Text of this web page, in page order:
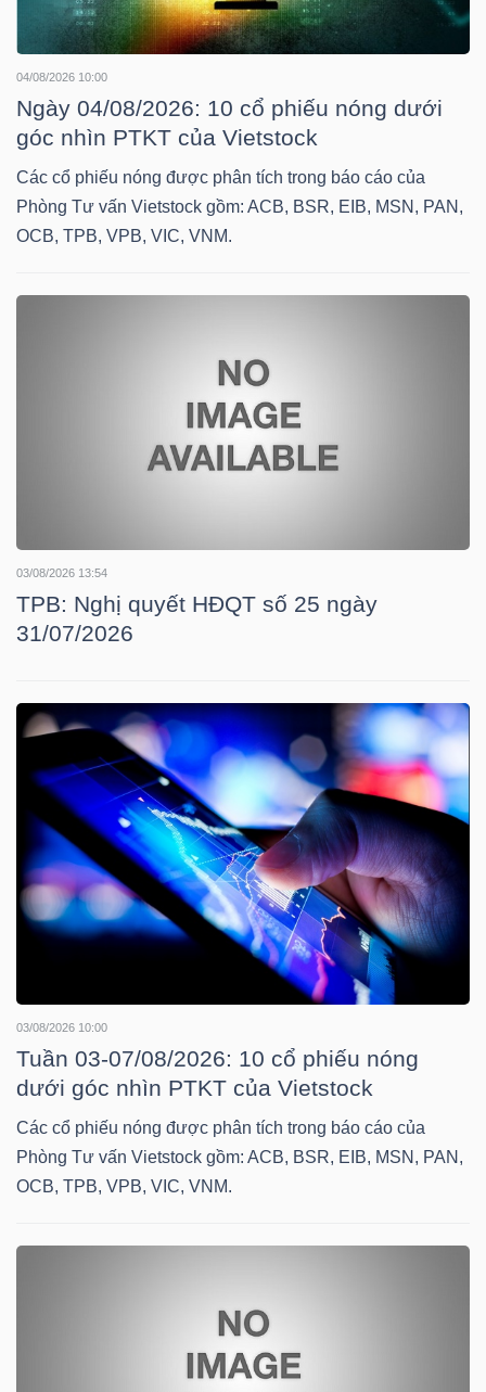
04/08/2026 10:00
Ngày 04/08/2026: 10 cổ phiếu nóng dưới
góc nhìn PTKT của Vietstock
Các cổ phiếu nóng được phân tích trong báo cáo của
Phòng Tư vấn Vietstock gồm: ACB, BSR, EIB, MSN, PAN,
OCB, TPB, VPB, VIC, VNM.
03/08/2026 13:54
TPB: Nghị quyết HĐQT số 25 ngày
31/07/2026
03/08/2026 10:00
Tuần 03-07/08/2026: 10 cổ phiếu nóng
dưới góc nhìn PTKT của Vietstock
Các cổ phiếu nóng được phân tích trong báo cáo của
Phòng Tư vấn Vietstock gồm: ACB, BSR, EIB, MSN, PAN,
OCB, TPB, VPB, VIC, VNM.
TRÁI
PHIẾU
CỤ
ĐẦU
TƯ
VS-
SECTOR
NĂNG
LƯỢNG
NGUYÊN
CÔNG
NGHIỆP